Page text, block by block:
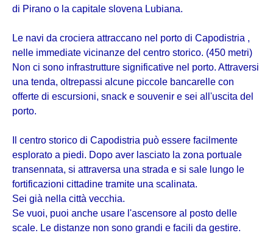
di Pirano o la capitale slovena Lubiana.
Le navi da crociera attraccano nel porto di Capodistria ,
nelle immediate vicinanze del centro storico. (450 metri)
Non ci sono infrastrutture significative nel porto. Attraversi
una tenda, oltrepassi alcune piccole bancarelle con
offerte di escursioni, snack e souvenir e sei all'uscita del
porto.
Il centro storico di Capodistria può essere facilmente
esplorato a piedi. Dopo aver lasciato la zona portuale
transennata, si attraversa una strada e si sale lungo le
fortificazioni cittadine tramite una scalinata.
Sei già nella città vecchia.
Se vuoi, puoi anche usare l'ascensore al posto delle
scale. Le distanze non sono grandi e facili da gestire.